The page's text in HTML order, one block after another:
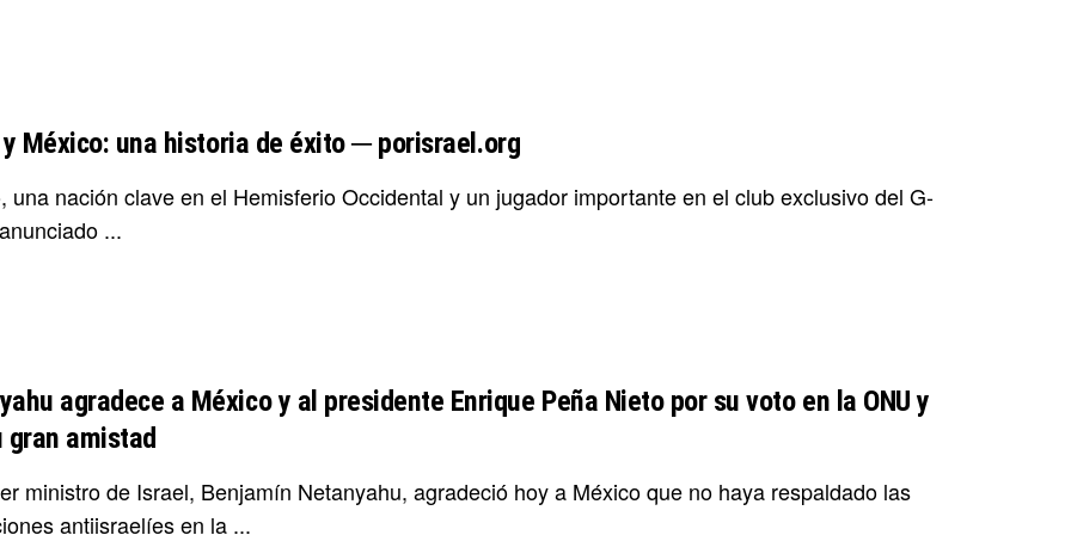
México: una historia de éxito ─ porisrael.org
una nación clave en el Hemisferio Occidental y un jugador importante en el club exclusivo del G-
...
agradece a México y al presidente Enrique Peña Nieto por su voto en la ONU y
gran amistad
ministro de Israel, Benjamín Netanyahu, agradeció hoy a México que no haya respaldado las
antiisraelíes en la ...